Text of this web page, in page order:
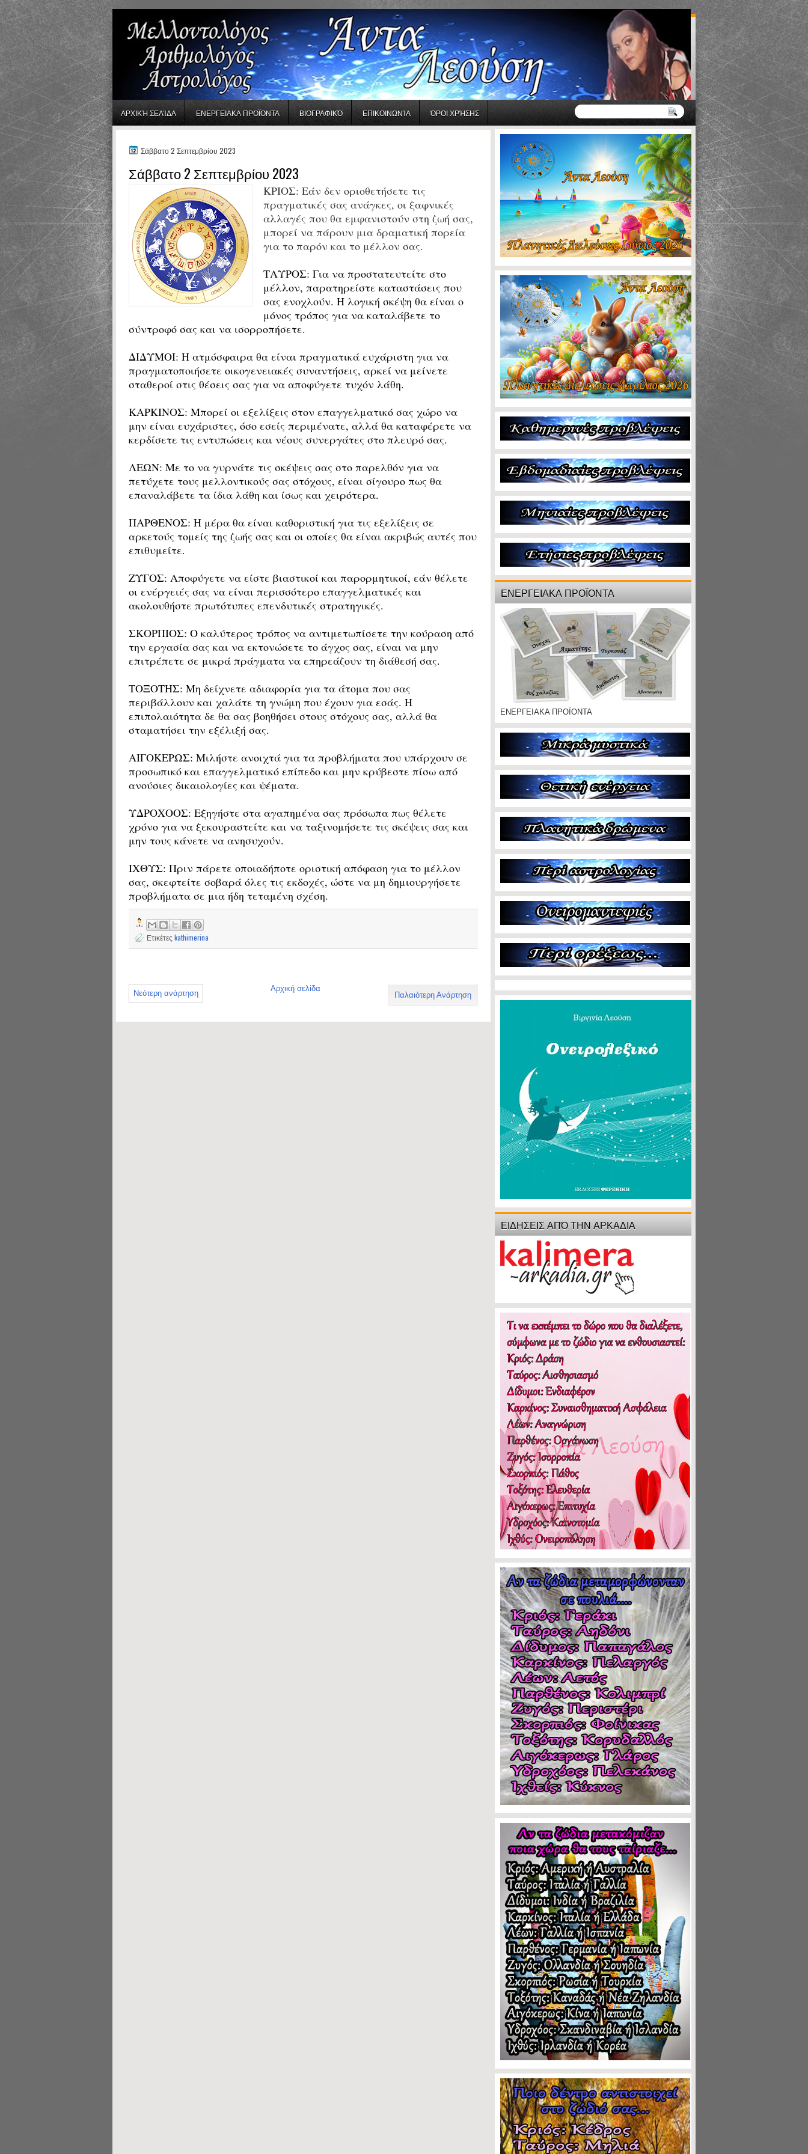
ΑΡΧΙΚΉ ΣΕΛΊΔΑ ΕΝΕΡΓΕΙΑΚΑ ΠΡΟΪΟΝΤΑ ΒΙΟΓΡΑΦΙΚΌ ΕΠΙΚΟΙΝΩΝΊΑ ΌΡΟΙ ΧΡΉΣΗΣ
Σάββατο 2 Σεπτεμβρίου 2023
Σάββατο 2 Σεπτεμβρίου 2023
ΚΡΙΟΣ: Εάν δεν οριοθετήσετε τις
πραγματικές σας ανάγκες, οι ξαφνικές
αλλαγές που θα εμφανιστούν στη ζωή σας,
μπορεί να πάρουν μια δραματική πορεία
για το παρόν και το μέλλον σας.
ΤΑΥΡΟΣ: Για να προστατευτείτε στο
μέλλον, παρατηρείστε καταστάσεις που
σας ενοχλούν. Η λογική σκέψη θα είναι ο
μόνος τρόπος για να καταλάβετε το
σύντροφό σας και να ισορροπήσετε.
ΔΙΔΥΜΟΙ: Η ατμόσφαιρα θα είναι πραγματικά ευχάριστη για να
πραγματοποιήσετε οικογενειακές συναντήσεις, αρκεί να μείνετε
σταθεροί στις θέσεις σας για να αποφύγετε τυχόν λάθη.
ΚΑΡΚΙΝΟΣ: Μπορεί οι εξελίξεις στον επαγγελματικό σας χώρο να
μην είναι ευχάριστες, όσο εσείς περιμένατε, αλλά θα καταφέρετε να
κερδίσετε τις εντυπώσεις και νέους συνεργάτες στο πλευρό σας.
ΛΕΩΝ: Με το να γυρνάτε τις σκέψεις σας στο παρελθόν για να
πετύχετε τους μελλοντικούς σας στόχους, είναι σίγουρο πως θα
επαναλάβετε τα ίδια λάθη και ίσως και χειρότερα.
ΠΑΡΘΕΝΟΣ: Η μέρα θα είναι καθοριστική για τις εξελίξεις σε
αρκετούς τομείς της ζωής σας και οι οποίες θα είναι ακριβώς αυτές που
επιθυμείτε.
ΖΥΓΟΣ: Αποφύγετε να είστε βιαστικοί και παρορμητικοί, εάν θέλετε
οι ενέργειές σας να είναι περισσότερο επαγγελματικές και
ακολουθήστε πρωτότυπες επενδυτικές στρατηγικές.
ΣΚΟΡΠΙΟΣ: Ο καλύτερος τρόπος να αντιμετωπίσετε την κούραση από
την εργασία σας και να εκτονώσετε το άγχος σας, είναι να μην
επιτρέπετε σε μικρά πράγματα να επηρεάζουν τη διάθεσή σας.
ΤΟΞΟΤΗΣ: Μη δείχνετε αδιαφορία για τα άτομα που σας
περιβάλλουν και χαλάτε τη γνώμη που έχουν για εσάς. Η
επιπολαιότητα δε θα σας βοηθήσει στους στόχους σας, αλλά θα
σταματήσει την εξέλιξή σας.
ΑΙΓΟΚΕΡΩΣ: Μιλήστε ανοιχτά για τα προβλήματα που υπάρχουν σε
προσωπικό και επαγγελματικό επίπεδο και μην κρύβεστε πίσω από
ανούσιες δικαιολογίες και ψέματα.
ΥΔΡΟΧΟΟΣ: Εξηγήστε στα αγαπημένα σας πρόσωπα πως θέλετε
χρόνο για να ξεκουραστείτε και να ταξινομήσετε τις σκέψεις σας και
μην τους κάνετε να ανησυχούν.
ΙΧΘΥΣ: Πριν πάρετε οποιαδήποτε οριστική απόφαση για το μέλλον
σας, σκεφτείτε σοβαρά όλες τις εκδοχές, ώστε να μη δημιουργήσετε
προβλήματα σε μια ήδη τεταμένη σχέση.
Ετικέτες kathimerina
Νεότερη ανάρτηση Παλαιότερη Ανάρτηση
Αρχική σελίδα
ΕΝΕΡΓΕΙΑΚΑ ΠΡΟΪΟΝΤΑ
ΕΝΕΡΓΕΙΑΚΑ ΠΡΟΪΟΝΤΑ
ΕΙΔΗΣΕΙΣ ΑΠΌ ΤΗΝ ΑΡΚΑΔΙΑ